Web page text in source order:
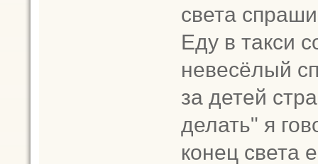
света
Еду в такси
невесёлый
за детей
делать" я
конец света